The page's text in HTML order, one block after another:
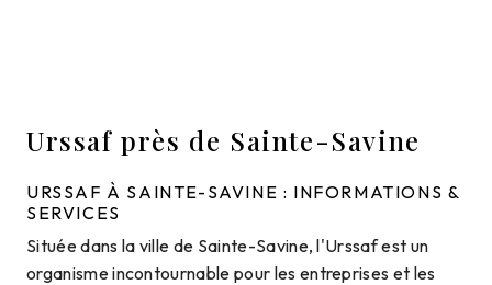
Urssaf près de Sainte-Savine
URSSAF À SAINTE-SAVINE : INFORMATIONS &
SERVICES
Située dans la ville de Sainte-Savine, l'Urssaf est un
organisme incontournable pour les entreprises et les